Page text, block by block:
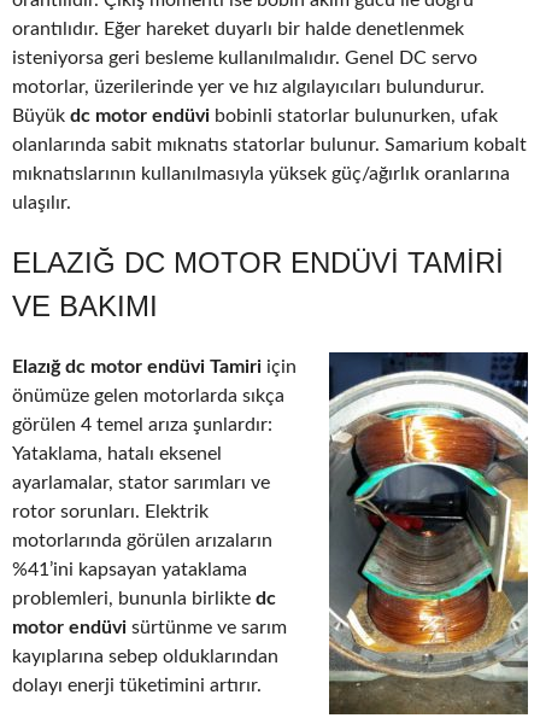
orantılıdır. Eğer hareket duyarlı bir halde denetlenmek
isteniyorsa geri besleme kullanılmalıdır. Genel DC servo
motorlar, üzerilerinde yer ve hız algılayıcıları bulundurur.
Büyük dc motor endüvi bobinli statorlar bulunurken, ufak
olanlarında sabit mıknatıs statorlar bulunur. Samarium kobalt
mıknatıslarının kullanılmasıyla yüksek güç/ağırlık oranlarına
ulaşılır.
ELAZIĞ DC MOTOR ENDÜVI TAMIRI
VE BAKIMI
Elazığ dc motor endüvi Tamiri için
önümüze gelen motorlarda sıkça
görülen 4 temel arıza şunlardır:
Yataklama, hatalı eksenel
ayarlamalar, stator sarımları ve
rotor sorunları. Elektrik
motorlarında görülen arızaların
%41’ini kapsayan yataklama
problemleri, bununla birlikte dc
motor endüvi sürtünme ve sarım
kayıplarına sebep olduklarından
dolayı enerji tüketimini artırır.